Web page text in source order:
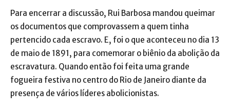
Para encerrar a discussão, Rui Barbosa mandou queimar
os documentos que comprovassem a quem tinha
pertencido cada escravo. E, foi o que aconteceu no dia 13
de maio de 1891, para comemorar o biênio da abolição da
escravatura. Quando então foi feita uma grande
fogueira festiva no centro do Rio de Janeiro diante da
presença de vários líderes abolicionistas.